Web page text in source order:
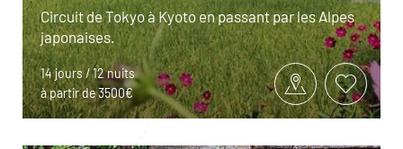
Circuit de Tokyo à Kyoto en passant par les Alpes
japonaises.
14 jours / 12 nuits
à partir de 3500€